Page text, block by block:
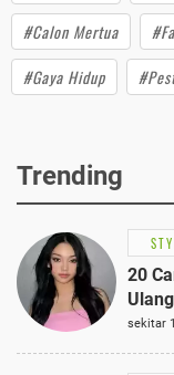
#Calon Mertua
#Gaya Hidup
Trending
20
sekitar